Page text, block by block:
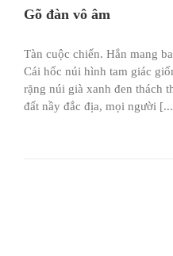
Gõ đàn vô âm
Tàn cuộc chiến. Hắn mang
Cái hốc núi hình tam giác
rặng núi già xanh đen thách
đất nầy đắc địa, mọi người